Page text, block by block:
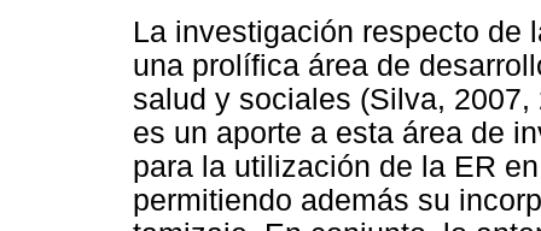
La investigación respecto de
una prolífica área de
salud y sociales (Silva,
es un aporte a esta área de
para la utilización de la ER
permitiendo además su